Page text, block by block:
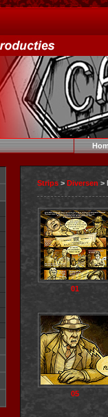
Strips > Diversen >
01
05